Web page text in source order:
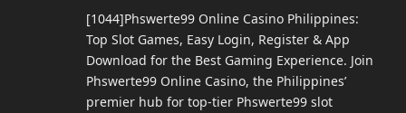
[1044]Phswerte99 Online Casino Philippines:
Top Slot Games, Easy Login, Register & App
Download for the Best Gaming Experience. Join
Phswerte99 Online Casino, the Philippines’
premier hub for top-tier Phswerte99 slot